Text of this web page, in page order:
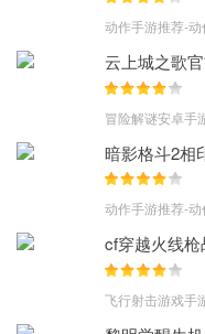
除了需要有针对性地编
动发动“空中支援”，像传
【未来架空世界观设定，“
游戏内主要阵营分为：铁
S 东煌CN。在游戏独特
现其不同的作战方式(如
击等)。
玩家在游戏中需要根据
斗的阵型，并且需要根据
动作手游推荐-
云上城之歌
冒险解谜安卓手
暗影格斗2相
动作手游推荐-
cf穿越火线
飞行射击游戏手